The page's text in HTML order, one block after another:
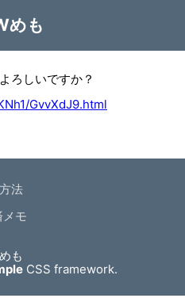
めも
ろしいですか？
GvvXdJ9.html
法
モ
も
CSS framework.